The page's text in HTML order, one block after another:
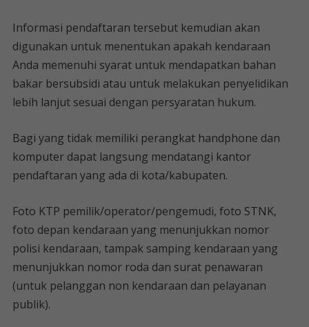
Informasi pendaftaran tersebut kemudian akan
digunakan untuk menentukan apakah kendaraan
Anda memenuhi syarat untuk mendapatkan bahan
bakar bersubsidi atau untuk melakukan penyelidikan
lebih lanjut sesuai dengan persyaratan hukum.
Bagi yang tidak memiliki perangkat handphone dan
komputer dapat langsung mendatangi kantor
pendaftaran yang ada di kota/kabupaten.
Foto KTP pemilik/operator/pengemudi, foto STNK,
foto depan kendaraan yang menunjukkan nomor
polisi kendaraan, tampak samping kendaraan yang
menunjukkan nomor roda dan surat penawaran
(untuk pelanggan non kendaraan dan pelayanan
publik).